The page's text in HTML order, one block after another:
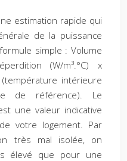
estimation rapide qui
de la puissance
simple : Volume
(W/m³.°C) x
intérieure
de référence). Le
une valeur indicative
votre logement. Par
très mal isolée, on
élevé que pour une